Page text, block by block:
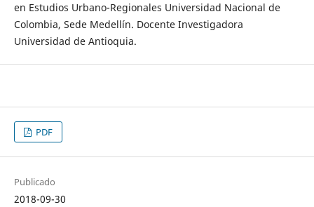
en Estudios Urbano-Regionales Universidad Nacional de
Colombia, Sede Medellín. Docente Investigadora
Universidad de Antioquia.
PDF
Publicado
2018-09-30